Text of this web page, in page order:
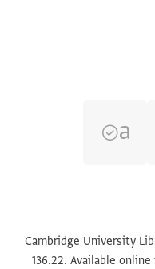
تكبير و تدوير
Cambridge University
136.22. Available